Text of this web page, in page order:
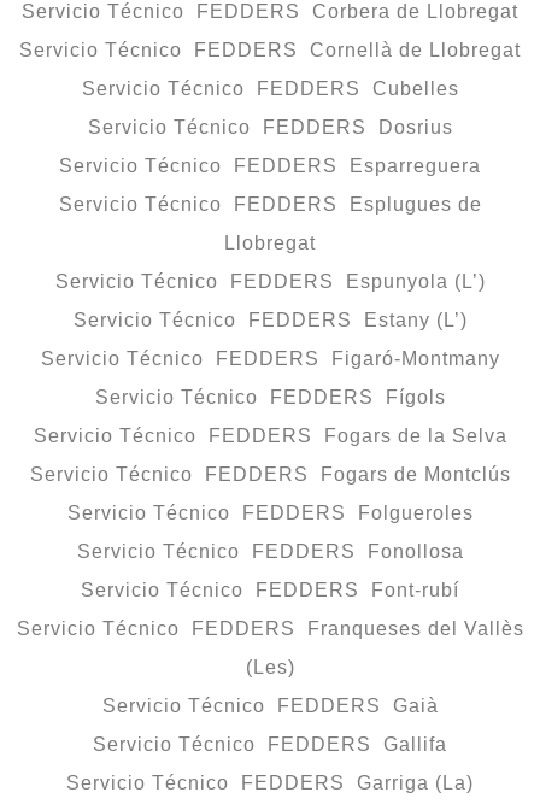
Servicio Técnico FEDDERS Corbera de Llobregat
Servicio Técnico FEDDERS Cornellà de Llobregat
Servicio Técnico FEDDERS Cubelles
Servicio Técnico FEDDERS Dosrius
Servicio Técnico FEDDERS Esparreguera
Servicio Técnico FEDDERS Esplugues de
Llobregat
Servicio Técnico FEDDERS Espunyola (L’)
Servicio Técnico FEDDERS Estany (L’)
Servicio Técnico FEDDERS Figaró-Montmany
Servicio Técnico FEDDERS Fígols
Servicio Técnico FEDDERS Fogars de la Selva
Servicio Técnico FEDDERS Fogars de Montclús
Servicio Técnico FEDDERS Folgueroles
Servicio Técnico FEDDERS Fonollosa
Servicio Técnico FEDDERS Font-rubí
Servicio Técnico FEDDERS Franqueses del Vallès
(Les)
Servicio Técnico FEDDERS Gaià
Servicio Técnico FEDDERS Gallifa
Servicio Técnico FEDDERS Garriga (La)